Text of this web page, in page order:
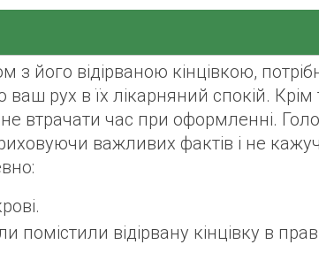
з його відірваною кінцівкою,
рух в їх лікарняний спокій. Крім
втрачати час при оформленні.
важливих фактів і не
помістили відірвану кінцівку в